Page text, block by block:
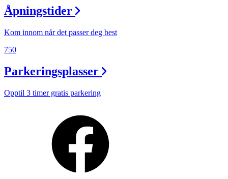
Åpningstider
Kom innom når det passer deg best
750
Parkeringsplasser
Opptil 3 timer gratis parkering